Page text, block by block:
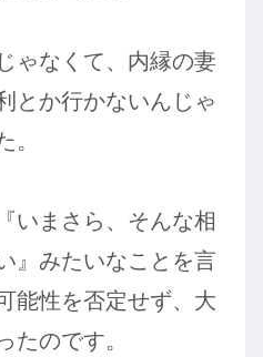
ゃなくて、内縁の妻
とか行かないんじゃ
。
いまさら、そんな相
』みたいなことを言
能性を否定せず、大
たのです。